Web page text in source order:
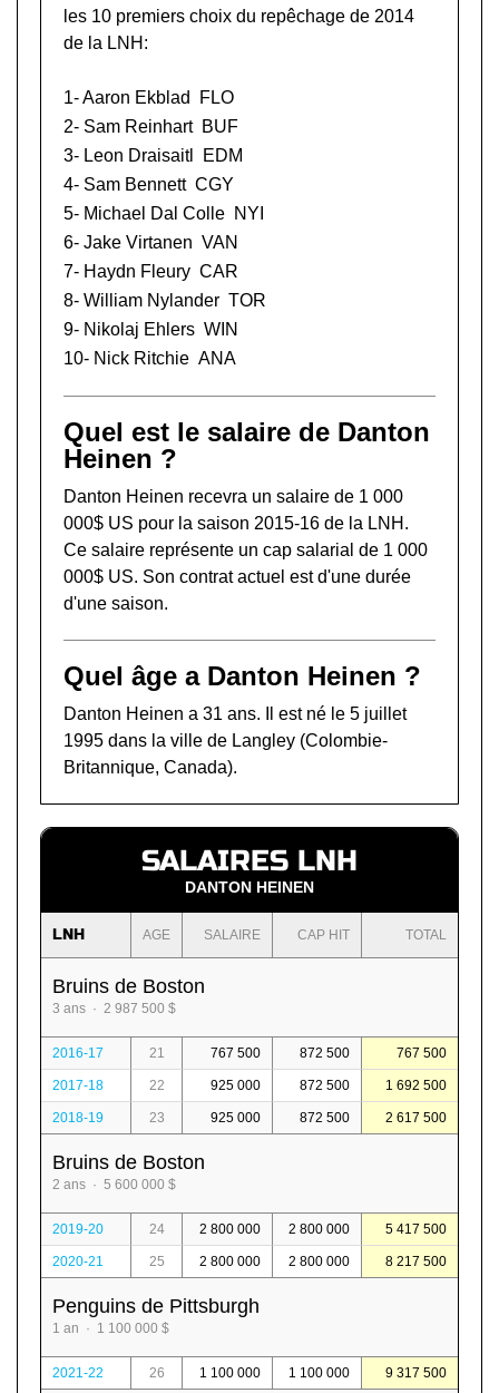
les 10 premiers choix du repêchage de 2014
de la LNH:
1-Aaron Ekblad
FLO
2- Sam Reinhart BUF
3- Leon Draisaitl
EDM
4- Sam Bennett CGY
5- Michael Dal Colle NYI
6- Jake Virtanen VAN
7- Haydn Fleury CAR
8- William Nylander TOR
9- Nikolaj Ehlers WIN
10- Nick Ritchie ANA
Quel est le salaire de Danton
Heinen ?
Danton Heinen recevra un salaire de 1 000
000$ US pour la saison 2015-16 de la LNH.
Ce salaire représente un cap salarial de 1 000
000$ US. Son contrat actuel est d'une durée
d'une saison.
Quel âge a Danton Heinen ?
Danton Heinen a 31 ans. Il est né le 5 juillet
1995 dans la ville de Langley (Colombie-
Britannique, Canada).
SALAIRES LNH
DANTON HEINEN
LNH AGE SALAIRE CAP HIT TOTAL
Bruins de Boston
3 ans · 2 987 500 $
2016-17 21 767 500 872 500 767 500
2017-18 22 925 000 872 500 1 692 500
2018-19 23 925 000 872 500 2 617 500
Bruins de Boston
2 ans · 5 600 000 $
2019-20 24 2 800 000 2 800 000 5 417 500
2020-21 25 2 800 000 2 800 000 8 217 500
Penguins de Pittsburgh
1 an · 1 100 000 $
2021-22 26 1 100 000 1 100 000 9 317 500